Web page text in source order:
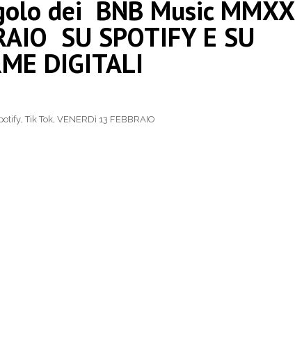
dei BNB Music MMXX
SU SPOTIFY E SU
DIGITALI
,Tik Tok, VENERDì 13 FEBBRAIO